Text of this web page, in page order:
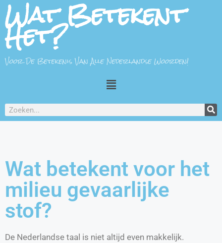
Wat Betekent
Het?
Voor De Betekenis Van Alle Nederlandse Woorden!
Wat betekent voor het
milieu gevaarlijke
stof?
De Nederlandse taal is niet altijd even makkelijk.